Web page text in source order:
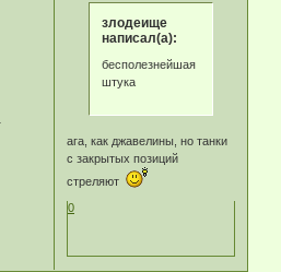
злодеище
написал(а):
бесполезнейшая
штука
ага, как джавелины, но танки
с закрытых позиций
стреляют
0